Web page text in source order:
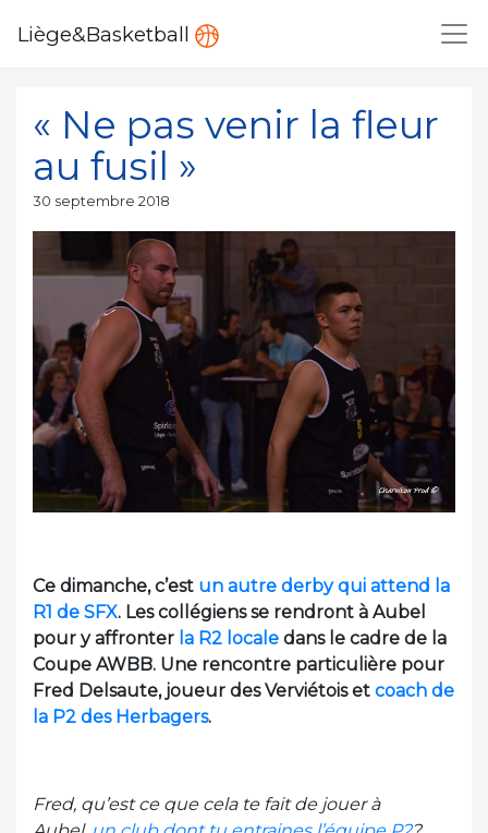
Liège&Basketball
« Ne pas venir la fleur
au fusil »
Publié
30 septembre 2018
Ce dimanche, c’est un autre derby qui attend la
R1 de SFX. Les collégiens se rendront à Aubel
pour y affronter la R2 locale dans le cadre de la
Coupe AWBB. Une rencontre particulière pour
Fred Delsaute, joueur des Verviétois et coach de
la P2 des Herbagers.
Fred, qu’est ce que cela te fait de jouer à